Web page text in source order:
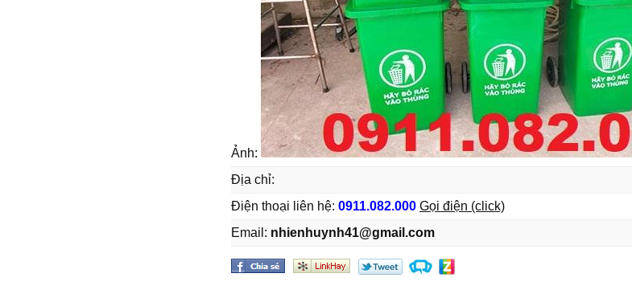
Ảnh:
Địa chỉ:
Điện thoại liên hệ: 0911.082.000 Gọi điện (click)
Email: nhienhuynh41@gmail.com